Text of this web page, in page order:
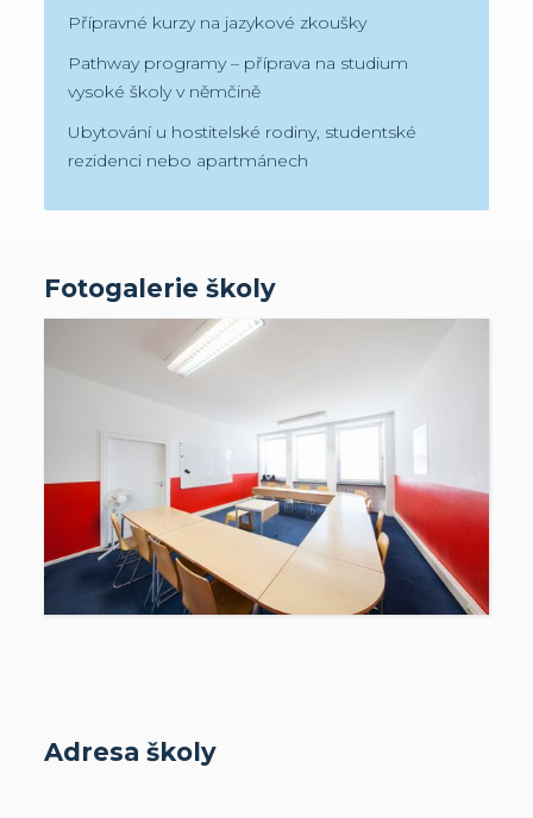
Přípravné kurzy na jazykové zkoušky
Pathway programy – příprava na studium
vysoké školy v němčině
Ubytování u hostitelské rodiny, studentské
rezidenci nebo apartmánech
Fotogalerie školy
Adresa školy